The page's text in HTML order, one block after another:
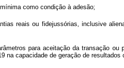
como condição à adesão;
reais ou fidejussórias, inclusive
para aceitação da transação
na capacidade de geração de